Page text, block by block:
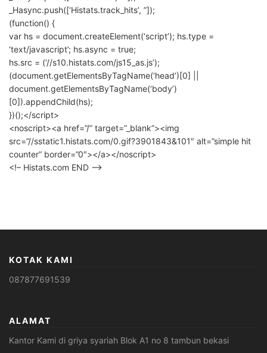
_Hasync.push([‘Histats.track_hits’, ”]);
(function() {
var hs = document.createElement(‘script’); hs.type =
‘text/javascript’; hs.async = true;
hs.src = (‘//s10.histats.com/js15_as.js’);
(document.getElementsByTagName(‘head’)[0] ||
document.getElementsByTagName(‘body’)
[0]).appendChild(hs);
})();</script>
<noscript><a href=”/” target=”_blank”><img
src=”//sstatic1.histats.com/0.gif?3901843&101″ alt=”simple hit
counter” border=”0″></a></noscript>
<!– Histats.com END –>
KOTAK KAMI
087877691539
ALAMAT
Kantor Kami di griya syariah Blok A1 no 8 tambun bekasi